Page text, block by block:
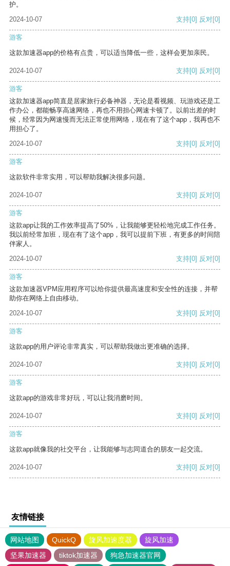
护。
2024-10-07
支持[0] 反对[0]
游客
这款加速器app的价格有点贵，可以适当降低一些，这样会更加亲民。
2024-10-07 支持[0] 反对[0]
游客
这款加速器app简直是居家旅行必备神器，无论是看视频、玩游戏还是工
作办公，都能畅享高速网络，再也不用担心网速卡顿了。以前出差的时
候，经常因为网速慢而无法正常使用网络，现在有了这个app，我再也不
用担心了。
2024-10-07
支持[0] 反对[0]
游客
这款软件非常实用，可以帮助我解决很多问题。
2024-10-07 支持[0] 反对[0]
游客
这款app让我的工作效率提高了50%，让我能够更轻松地完成工作任务。
我以前经常加班，现在有了这个app，我可以提前下班，有更多的时间陪
伴家人。
2024-10-07
支持[0] 反对[0]
游客
这款加速器VPM应用程序可以给你提供最高速度和安全性的连接，并帮
助你在网络上自由移动。
2024-10-07
支持[0] 反对[0]
游客
这款app的用户评论非常真实，可以帮助我做出更准确的选择。
2024-10-07 支持[0] 反对[0]
游客
这款app的游戏非常好玩，可以让我消磨时间。
2024-10-07 支持[0] 反对[0]
游客
这款app就像我的社交平台，让我能够与志同道合的朋友一起交流。
2024-10-07 支持[0] 反对[0]
友情链接
网站地图 QuickQ 旋风加速度器
旋风加速
坚果加速器
tiktok加速器
狗急加速器官网